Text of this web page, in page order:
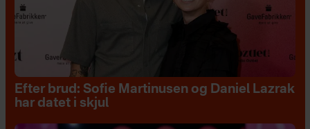
Efter brud: Sofie Martinusen og Daniel Lazrak
har datet i skjul